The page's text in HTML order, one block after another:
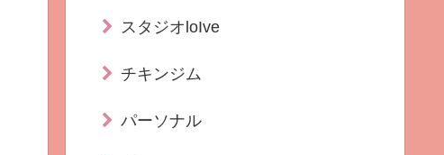
スタジオloIve
チキンジム
パーソナル